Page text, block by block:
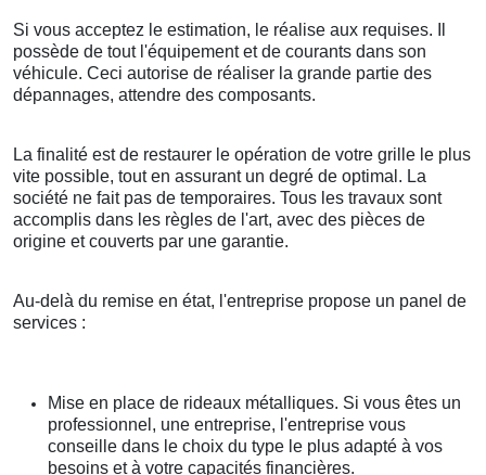
Si vous acceptez le estimation, le réalise aux requises. Il
possède de tout l'équipement et de courants dans son
véhicule. Ceci autorise de réaliser la grande partie des
dépannages, attendre des composants.
La finalité est de restaurer le opération de votre grille le plus
vite possible, tout en assurant un degré de optimal. La
société ne fait pas de temporaires. Tous les travaux sont
accomplis dans les règles de l'art, avec des pièces de
origine et couverts par une garantie.
Au-delà du remise en état, l'entreprise propose un panel de
services :
Mise en place de rideaux métalliques. Si vous êtes un
professionnel, une entreprise, l'entreprise vous
conseille dans le choix du type le plus adapté à vos
besoins et à votre capacités financières.